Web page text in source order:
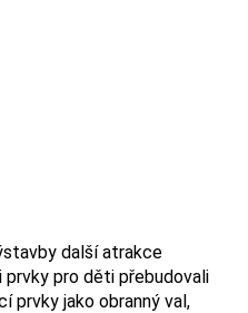
další atrakce
pro děti přebudovali
prvky jako obranný val,